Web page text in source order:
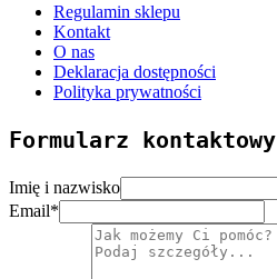
Regulamin sklepu
Kontakt
O nas
Deklaracja dostępności
Polityka prywatności
Formularz kontaktowy
Imię i nazwisko
Email*